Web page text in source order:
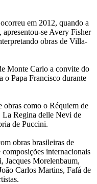
em 2012, quando a
se Avery Fisher
obras de Villa-
Monte Carlo a convite do
o Papa Francisco durante
obras como o Réquiem de
Regina delle Nevi de
de Puccini.
obras brasileiras de
internacionais
Jacques Morelenbaum,
Carlos Martins, Fafá de